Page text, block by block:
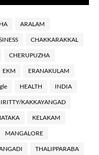
ARALAM
CHAKKARAKKAL
CHERUPUZHA
EKM ERANAKULAM
HEALTH INDIA
IRITTY/KAKKAYANGAD
KELAKAM
MANGALORE
THALIPPARABA